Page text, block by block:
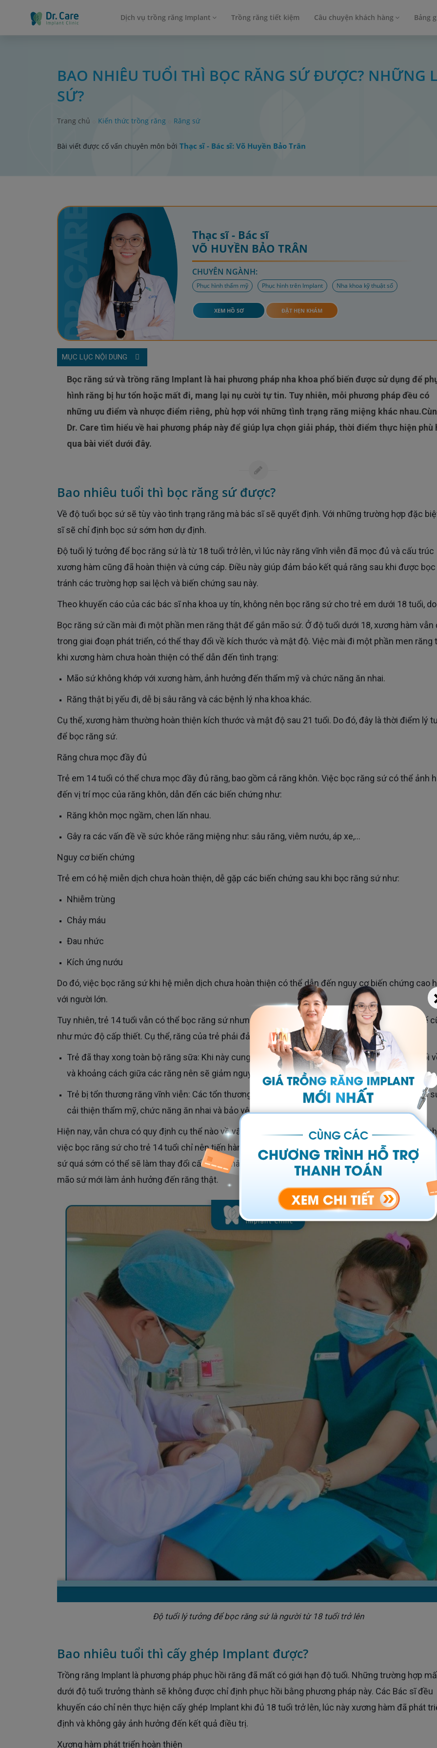
Dịch vụ trồng răng Implant Trồng răng tiết kiệm Câu chuyện khách hàng Bảng
BAO NHIÊU TUỔI THÌ BỌC RĂNG SỨ ĐƯỢC? NHỮNG
SỨ?
Trang chủ Kiến thức trồng răng Răng sứ
Bài viết được cố vấn chuyên môn bởi Thạc sĩ - Bác sĩ: Võ Huyền Bảo Trân
Thạc sĩ - Bác sĩ
VÕ HUYỀN BẢO TRÂN
CHUYÊN NGÀNH:
Phục hình thẩm mỹ Phục hình trên Implant Nha khoa kỹ thuật số
XEM HỒ SƠ ĐẶT HẸN KHÁM
MỤC LỤC NỘI DUNG
Bọc răng sứ và trồng răng Implant là hai phương pháp nha khoa phổ biến được sử dụng để phục
hình răng bị hư tổn hoặc mất đi, mang lại nụ cười tự tin. Tuy nhiên, mỗi phương pháp đều có
những ưu điểm và nhược điểm riêng, phù hợp với những tình trạng răng miệng khác
Dr. Care tìm hiểu về hai phương pháp này để giúp lựa chọn giải pháp, thời điểm thực hiện phù
qua bài viết dưới đây.
Bao nhiêu tuổi thì bọc răng sứ được?
Về độ tuổi bọc sứ sẽ tùy vào tình trạng răng mà bác sĩ sẽ quyết định. Với những trường hợp đặc biệt, bác
sĩ sẽ chỉ định bọc sứ sớm hơn dự định.
Độ tuổi lý tưởng để bọc răng sứ là từ 18 tuổi trở lên, vì lúc này răng vĩnh viễn đã mọc đủ và cấu trúc
xương hàm cũng đã hoàn thiện và cứng cáp. Điều này giúp đảm bảo kết quả răng sau khi được
tránh các trường hợp sai lệch và biến chứng sau này.
Theo khuyến cáo của các bác sĩ nha khoa uy tín, không nên bọc răng sứ cho trẻ em dưới 18 tuổi,
Bọc răng sứ cần mài đi một phần men răng thật để gắn mão sứ. Ở độ tuổi dưới 18, xương hàm vẫn đang
trong giai đoạn phát triển, có thể thay đổi về kích thước và mật độ. Việc mài đi một phần men răng
khi xương hàm chưa hoàn thiện có thể dẫn đến tình trạng:
Mão sứ không khớp với xương hàm, ảnh hưởng đến thẩm mỹ và chức năng ăn nhai.
Răng thật bị yếu đi, dễ bị sâu răng và các bệnh lý nha khoa khác.
Cụ thể, xương hàm thường hoàn thiện kích thước và mật độ sau 21 tuổi. Do đó, đây là thời điểm lý tưởng
để bọc răng sứ.
Răng chưa mọc đầy đủ
Trẻ em 14 tuổi có thể chưa mọc đầy đủ răng, bao gồm cả răng khôn. Việc bọc răng sứ có thể ảnh hưởng
đến vị trí mọc của răng khôn, dẫn đến các biến chứng như:
Răng khôn mọc ngầm, chen lấn nhau.
Gây ra các vấn đề về sức khỏe răng miệng như: sâu răng, viêm nướu, áp xe,...
Nguy cơ biến chứng
Trẻ em có hệ miễn dịch chưa hoàn thiện, dễ gặp các biến chứng sau khi bọc răng sứ như:
Nhiễm trùng
Chảy máu
Đau nhức
Kích ứng nướu
Do đó, việc bọc răng sứ khi hệ miễn dịch chưa hoàn thiện có thể dẫn đến nguy cơ biến chứng cao hơn so
với người lớn.
Tuy nhiên, trẻ 14 tuổi vẫn có thể bọc răng sứ nhưng phải căn cứ vào tình hình răng miệng thực tế cũng
như mức độ cấp thiết. Cụ thể, răng của trẻ phải đảm bảo các yêu cầu sau:
Trẻ đã thay xong toàn bộ răng sữa: Khi này cung hàm của trẻ đã ổn định, không còn sự thay đổi về vị trí
và khoảng cách giữa các răng nên sẽ giảm nguy cơ xô lệch sau khi bọc sứ.
Trẻ bị tổn thương răng vĩnh viễn: Các tổn thương như sứt, mẻ, răng sâu sau khi điều trị nên bọc sứ để
cải thiện thẩm mỹ, chức năng ăn nhai và bảo vệ răng khỏi vi khuẩn, mảng bám tối đa.
Hiện nay, vẫn chưa có quy định cụ thể nào về vấn đề trẻ 14 tuổi có bọc răng sứ được không. Tuy nhiên
việc bọc răng sứ cho trẻ 14 tuổi chỉ nên tiến hành trong trường hợp thật sự cần thiết của việc bọc
sứ quá sớm có thể sẽ làm thay đổi cấu trúc chân răng. Một số trường hợp trẻ cần phải mài răng để
mão sứ mới làm ảnh hưởng đến răng thật.
Độ tuổi lý tưởng để bọc răng sứ là người từ 18 tuổi trở lên
Bao nhiêu tuổi thì cấy ghép Implant được?
Trồng răng Implant là phương pháp phục hồi răng đã mất có giới hạn độ tuổi. Những trường hợp mất răng
dưới độ tuổi trưởng thành sẽ không được chỉ định phục hồi bằng phương pháp này. Các Bác sĩ đều
khuyến cáo chỉ nên thực hiện cấy ghép Implant khi đủ 18 tuổi trở lên, lúc này xương hàm đã phát
định và không gây ảnh hưởng đến kết quả điều trị.
Xương hàm phát triển hoàn thiện